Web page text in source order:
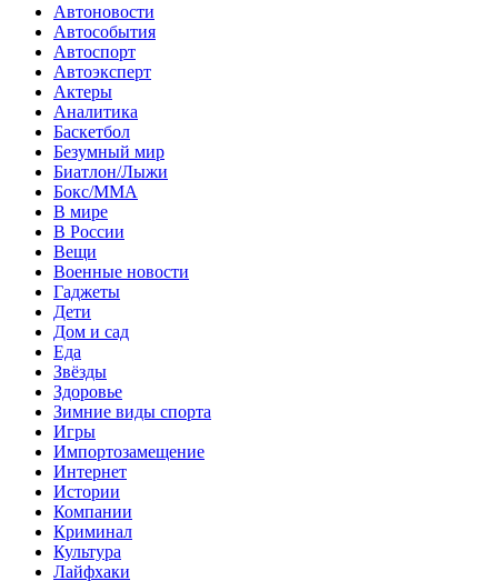
Автоновости
Автособытия
Автоспорт
Автоэксперт
Актеры
Аналитика
Баскетбол
Безумный мир
Биатлон/Лыжи
Бокс/MMA
В мире
В России
Вещи
Военные новости
Гаджеты
Дети
Дом и сад
Еда
Звёзды
Здоровье
Зимние виды спорта
Игры
Импортозамещение
Интернет
Истории
Компании
Криминал
Культура
Лайфхаки